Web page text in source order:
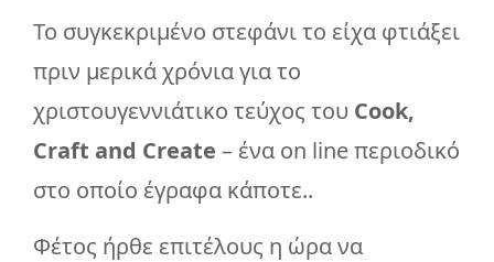
Το συγκεκριμένο στεφάνι το είχα φτιάξει
πριν μερικά χρόνια για το
χριστουγεννιάτικο τεύχος του Cook,
Craft and Create – ένα on line περιοδικό
στο οποίο έγραφα κάποτε..
Φέτος ήρθε επιτέλους η ώρα να